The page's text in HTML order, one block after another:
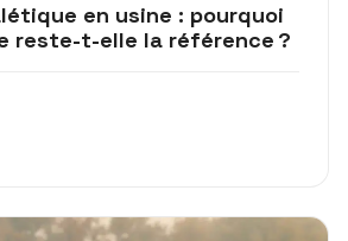
en usine : pourquoi
reste-t-elle la référence ?